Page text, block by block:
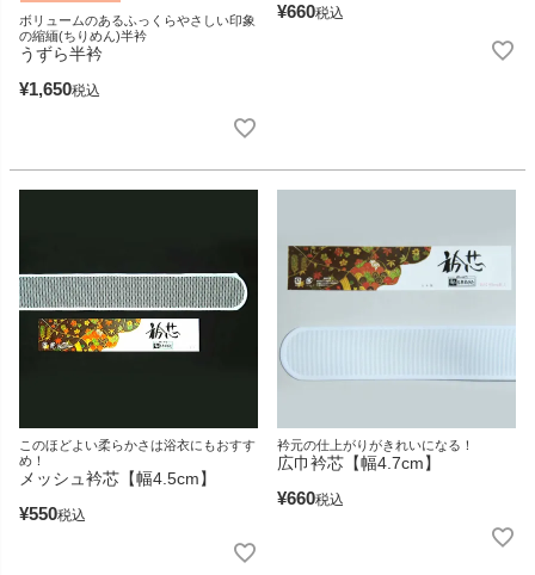
ボリュームのあるふっくらやさしい印象
の縮緬(ちりめん)半衿
うずら半衿
¥1,650税込
¥660税込
このほどよい柔らかさは浴衣にもおすす
め！
メッシュ衿芯【幅4.5cm】
¥550税込
衿元の仕上がりがきれいになる！
広巾衿芯【幅4.7cm】
¥660税込